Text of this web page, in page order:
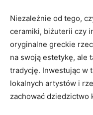
Niezależnie od tego,
ceramiki, biżuterii czy
oryginalne greckie
na swoją​ estetykę, ⁤ale
tradycję. Inwestując w
lokalnych artystów‍ i
zachować dziedzictwo‍